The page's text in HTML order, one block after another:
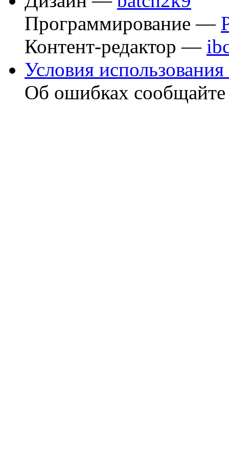
Программирование —
Контент-редактор —
Условия использования
Об ошибках